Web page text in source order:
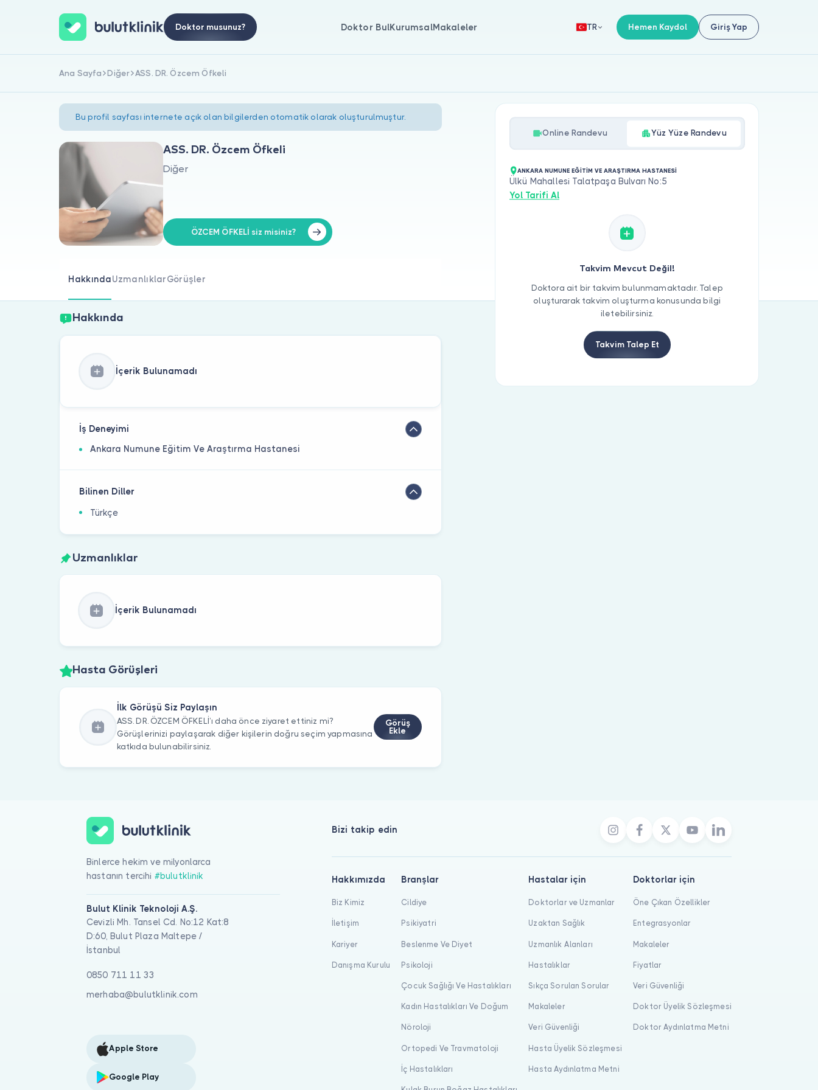
Doktor musunuz? Doktor BulKurumsalMakaleler TR Hemen Kaydol Giriş Yap
Ana Sayfa Diğer ASS. DR. Özcem Öfkeli
Bu profil sayfası internete açık olan bilgilerden otomatik olarak oluşturulmuştur.
ASS. DR. Özcem Öfkeli
Diğer
ÖZCEM ÖFKELİ siz misiniz?
HakkındaUzmanlıklarGörüşler
Hakkında
İçerik Bulunamadı
İş Deneyimi
Ankara Numune Eğitim Ve Araştırma Hastanesi
Bilinen Diller
Türkçe
Uzmanlıklar
İçerik Bulunamadı
Hasta Görüşleri
İlk Görüşü Siz Paylaşın
ASS. DR. ÖZCEM ÖFKELİ’ı daha önce ziyaret ettiniz mi?
Görüşlerinizi paylaşarak diğer kişilerin doğru seçim yapmasına
katkıda bulunabilirsiniz.
Görüş
Ekle
Online Randevu Yüz Yüze Randevu
ANKARA NUMUNE EĞİTİM VE ARAŞTIRMA HASTANESİ
Ülkü Mahallesi Talatpaşa Bulvarı No:5
Yol Tarifi Al
Takvim Mevcut Değil!
Doktora ait bir takvim bulunmamaktadır. Talep
oluşturarak takvim oluşturma konusunda bilgi
iletebilirsiniz.
Takvim Talep Et
Binlerce hekim ve milyonlarca
hastanın tercihi #bulutklinik
Bulut Klinik Teknoloji A.Ş.
Cevizli Mh. Tansel Cd. No:12 Kat:8
D:60, Bulut Plaza Maltepe /
İstanbul
0850 711 11 33
merhaba@bulutklinik.com
Apple Store
Google Play
Bizi takip edin
Hakkımızda
Biz Kimiz
İletişim
Kariyer
Danışma Kurulu
Branşlar
Cildiye
Psikiyatri
Beslenme Ve Diyet
Psikoloji
Çocuk Sağlığı Ve Hastalıkları
Kadın Hastalıkları Ve Doğum
Nöroloji
Ortopedi Ve Travmatoloji
İç Hastalıkları
Hastalar için
Doktorlar ve Uzmanlar
Uzaktan Sağlık
Uzmanlık Alanları
Hastalıklar
Sıkça Sorulan Sorular
Makaleler
Veri Güvenliği
Hasta Üyelik Sözleşmesi
Hasta Aydınlatma Metni
Doktorlar için
Öne Çıkan Özellikler
Entegrasyonlar
Makaleler
Fiyatlar
Veri Güvenliği
Doktor Üyelik Sözleşmesi
Doktor Aydınlatma Metni